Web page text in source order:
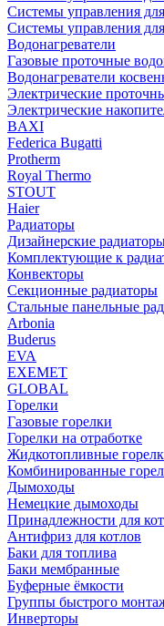
Системы управления
Системы управления
Водонагреватели
Газовые проточные
Водонагреватели
Электрические
Электрические
BAXI
Federica Bugatti
Protherm
Royal Thermo
STOUT
Haier
Радиаторы
Дизайнерские
Комплектующие к
Конвекторы
Секционные радиаторы
Стальные панельные
Arbonia
Buderus
EVA
EXEMET
GLOBAL
Горелки
Газовые горелки
Горелки на отработке
Жидкотопливные
Комбинированные
Дымоходы
Немецкие дымоходы
Принадлежности для
Антифриз для котлов
Баки для топлива
Баки мембранные
Буферные ёмкости
Группы быстрого
Инверторы